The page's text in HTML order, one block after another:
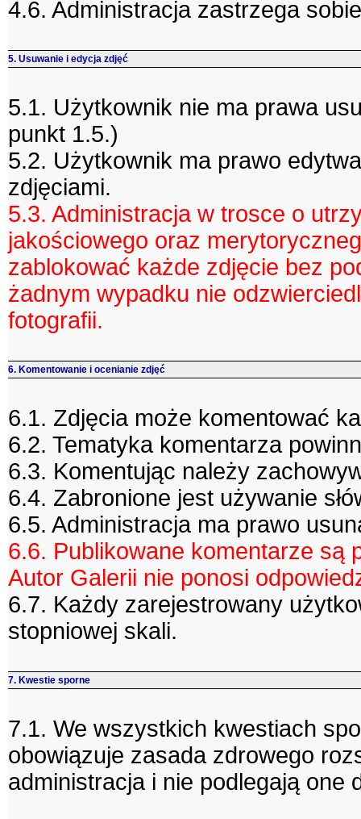
4.6. Administracja zastrzega
5. Usuwanie i edycja zdjęć
5.1. Użytkownik nie ma prawa
punkt 1.5.)
5.2. Użytkownik ma prawo
zdjęciami.
5.3. Administracja w trosce o
jakościowego oraz
zablokować każde zdjęcie bez
żadnym wypadku nie
fotografii.
6. Komentowanie i ocenianie zdjęć
6.1. Zdjęcia może komentować
6.2. Tematyka komentarza
6.3. Komentując należy
6.4. Zabronione jest używanie
6.5. Administracja ma prawo
6.6. Publikowane komentarze są
Autor Galerii nie ponosi
6.7. Każdy zarejestrowany
stopniowej skali.
7. Kwestie sporne
7.1. We wszystkich kwestiach
obowiązuje zasada zdrowego
administracja i nie podlegają one